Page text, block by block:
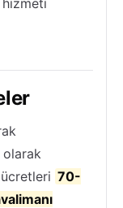
ücretleri 70-